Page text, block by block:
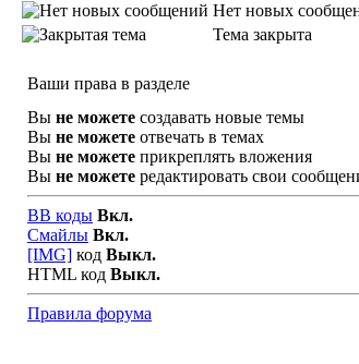
Нет новых
Тема закрыта
Ваши права в разделе
Вы не можете создавать новые темы
Вы не можете отвечать в темах
Вы не можете прикреплять вложения
Вы не можете редактировать свои
BB коды Вкл.
Смайлы Вкл.
[IMG] код Выкл.
HTML код Выкл.
Правила форума